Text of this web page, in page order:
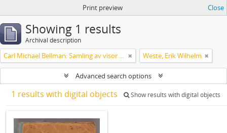
Print preview Close
Showing 1 results
Archival description
Carl Michael Bellman: Samling av visor och mindre poemer Weste, Erik Wilhelm
Advanced search options
1 results with digital objects Show results with digital objects